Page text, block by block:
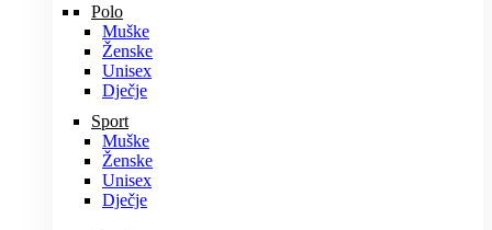
Polo
Muške
Ženske
Unisex
Dječje
Sport
Muške
Ženske
Unisex
Dječje